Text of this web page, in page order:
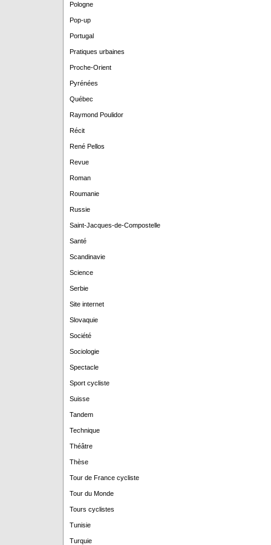
Pologne
Pop-up
Portugal
Pratiques urbaines
Proche-Orient
Pyrénées
Québec
Raymond Poulidor
Récit
René Pellos
Revue
Roman
Roumanie
Russie
Saint-Jacques-de-Compostelle
Santé
Scandinavie
Science
Serbie
Site internet
Slovaquie
Société
Sociologie
Spectacle
Sport cycliste
Suisse
Tandem
Technique
Théâtre
Thèse
Tour de France cycliste
Tour du Monde
Tours cyclistes
Tunisie
Turquie